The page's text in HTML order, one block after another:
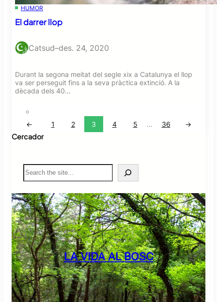
HUMOR
El darrer llop
Catsud–des. 24, 2020
Durant la segona meitat del segle xix a Catalunya el llop
va ser perseguit fins a la seva pràctica extinció. A la
dècada dels 40…
← 1 2 3 4 5 … 36 →
Cercador
S
e
r
c
h
LA VIDA AL BOSC